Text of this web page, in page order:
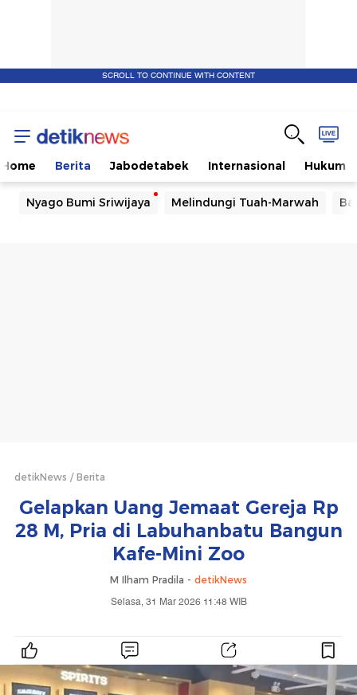
SCROLL TO CONTINUE WITH CONTENT
Home Berita Jabodetabek Internasional Hukum
Nyago Bumi Sriwijaya Melindungi Tuah-Marwah
detikNews Berita
Gelapkan Uang Jemaat Gereja Rp
28 M, Pria di Labuhanbatu Bangun
Kafe-Mini Zoo
M Ilham Pradila - detikNews
Selasa, 31 Mar 2026 11:48 WIB